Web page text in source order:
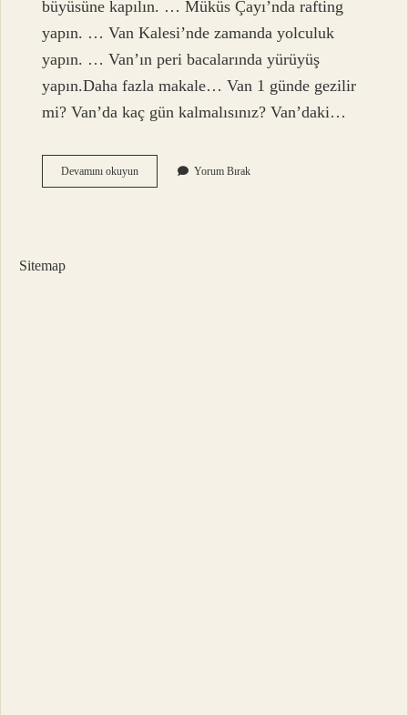
büyüsüne kapılın. … Müküs Çayı’nda rafting
yapın. … Van Kalesi’nde zamanda yolculuk
yapın. … Van’ın peri bacalarında yürüyüş
yapın.Daha fazla makale… Van 1 günde gezilir
mi? Van’da kaç gün kalmalısınız? Van’daki…
Devamını okuyunVan
Nereler
Yorum Bırak
Sitemap